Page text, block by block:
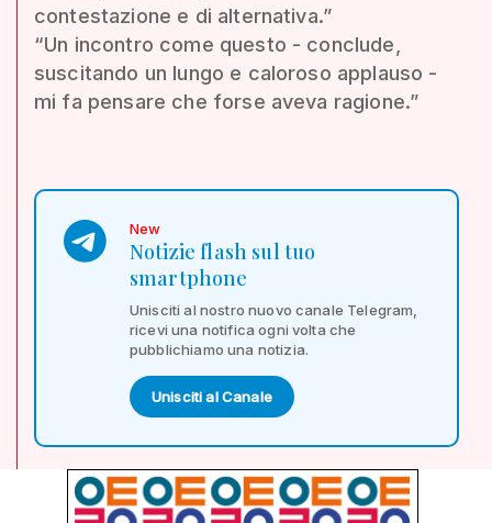
contestazione e di alternativa.”
“Un incontro come questo - conclude,
suscitando un lungo e caloroso applauso -
mi fa pensare che forse aveva ragione.”
New
Notizie flash sul tuo
smartphone
Unisciti al nostro nuovo canale Telegram,
ricevi una notifica ogni volta che
pubblichiamo una notizia.
Unisciti al Canale